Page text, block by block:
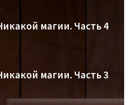
магии. Часть 4
магии. Часть 3